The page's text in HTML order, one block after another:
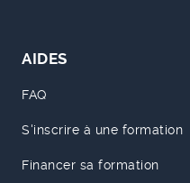
AIDES
FAQ
S'inscrire à une formation
Financer sa formation